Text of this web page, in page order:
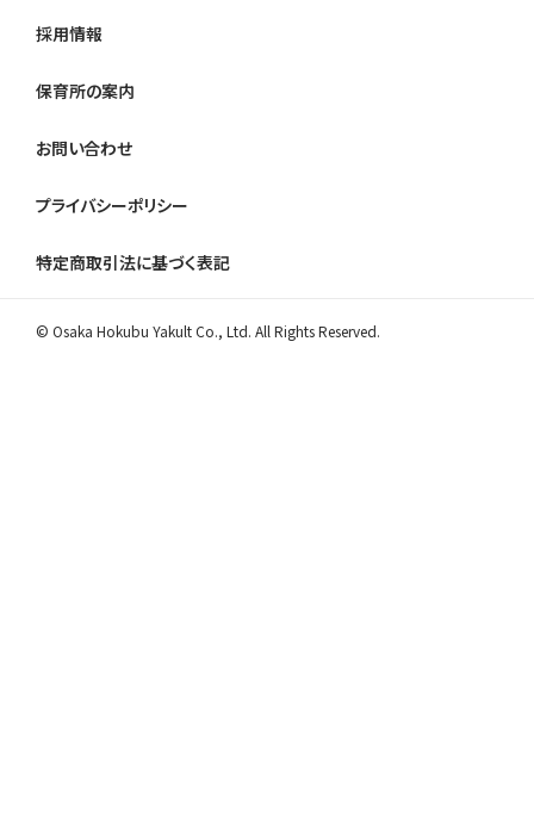
採用情報
保育所の案内
お問い合わせ
プライバシーポリシー
特定商取引法に基づく表記
© Osaka Hokubu Yakult Co., Ltd. All Rights Reserved.